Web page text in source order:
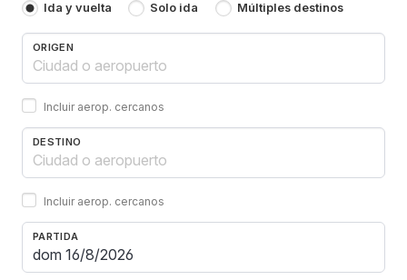
Ida y vuelta Solo ida Múltiples destinos
ORIGEN
Incluir aerop. cercanos
DESTINO
Incluir aerop. cercanos
PARTIDA